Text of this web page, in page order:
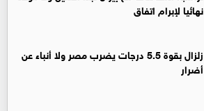
نهائيا لإبرام اتفاق
زلزال بقوة 5.5 درجات يضرب مصر ولا أنباء عن
أضرار